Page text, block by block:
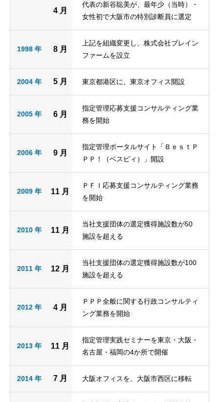
4 月
代表の新谷聡美が、最年少（当時）・
女性初で大阪市の特別診断員に選定
1998 年 8 月
上記を組織変更し、株式会社ブレイン
ファームを設立
2004 年 5 月 東京都港区に、東京オフィス開設
2005 年 6 月
指定管理応募支援コンサルティング業
務を開始
2006 年 9 月
指定管理ポータルサイト「ＢｅｓｔＰ
ＰＰ！（ベスピィ）」開設
2009 年 11 月
ＰＦＩ応募支援コンサルティング業務
を開始
2010 年 11 月
当社支援団体の選定獲得施設数が50
施設を超える
2011 年 12 月
当社支援団体の選定獲得施設数が100
施設を超える
2012 年 4 月
ＰＰＰ全般に関する行政コンサルティ
ング業務を開始
2013 年 11 月
指定管理実践セミナーを東京・大阪・
名古屋・福岡の4か所で開催
2014 年 7 月 大阪オフィスを、大阪市西区に移転